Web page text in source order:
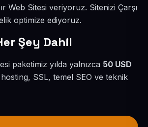
Web Sitesi veriyoruz. Sitenizi Çarşı
optimize ediyoruz.
Şey Dahil
paketimiz yılda yalnızca 50 USD
hosting, SSL, temel SEO ve teknik